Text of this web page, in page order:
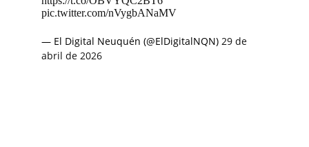
pic.twitter.com/nVygbANaMV
— El Digital Neuquén (@ElDigitalNQN) 29 de
abril de 2026